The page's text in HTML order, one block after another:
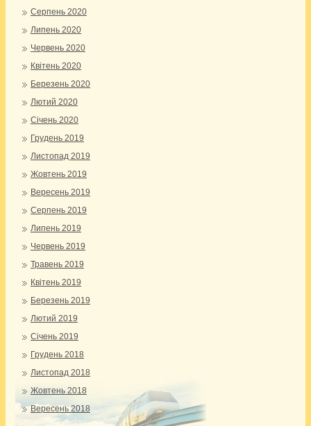
Серпень 2020
Липень 2020
Червень 2020
Квітень 2020
Березень 2020
Лютий 2020
Січень 2020
Грудень 2019
Листопад 2019
Жовтень 2019
Вересень 2019
Серпень 2019
Липень 2019
Червень 2019
Травень 2019
Квітень 2019
Березень 2019
Лютий 2019
Січень 2019
Грудень 2018
Листопад 2018
Жовтень 2018
Вересень 2018